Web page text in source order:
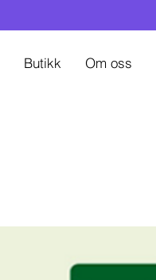
Butikk Om oss